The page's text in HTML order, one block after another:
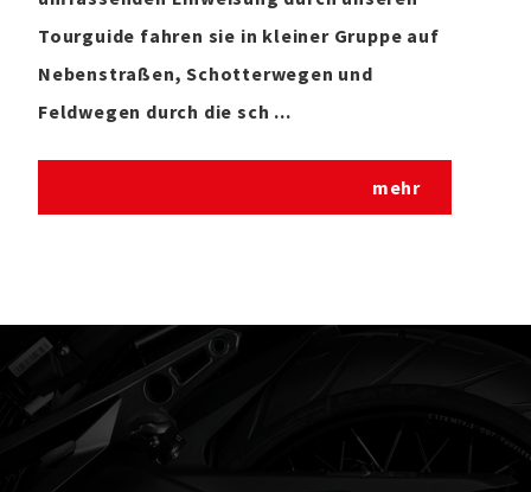
Tourguide fahren sie in kleiner Gruppe auf
Nebenstraßen, Schotterwegen und
Feldwegen durch die sch ...
mehr